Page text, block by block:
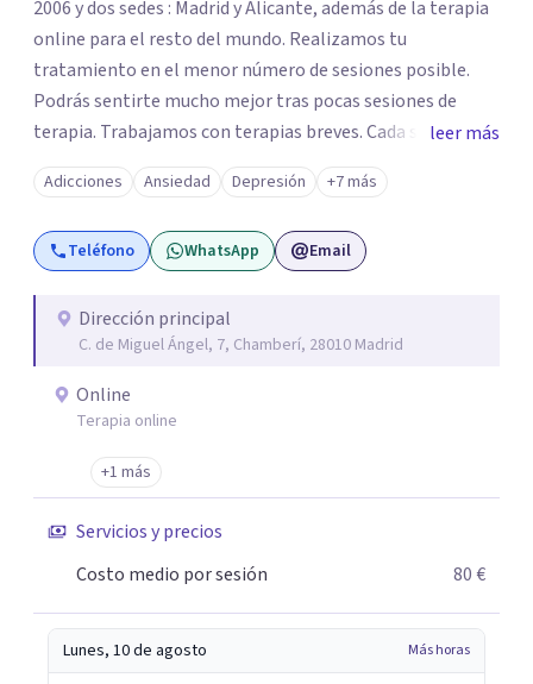
2006 y dos sedes : Madrid y Alicante, además de la terapia
online para el resto del mundo. Realizamos tu
tratamiento en el menor número de sesiones posible.
Podrás sentirte mucho mejor tras pocas sesiones de
terapia. Trabajamos con terapias breves. Cada sesión de
terapia te resultará de utilidad y te ayudará a conseguir
tus objetivos. Entre nuestras especialidades destaca la
terapia de pareja y sexual, así como el tratamiento de
problemas emocionales, obsesiones, ansiedad , estrés,
además con un servicio de hipnosis regresiva para el
trabajo de "Terapia del Alma".
leer más
Adicciones Ansiedad Depresión +7 más
Teléfono WhatsApp Email
Dirección principal
C. de Miguel Ángel, 7, Chamberí, 28010 Madrid
Online
Terapia online
+1 más
Servicios y precios
Costo medio por sesión
80 €
Lunes, 10 de agosto Más horas